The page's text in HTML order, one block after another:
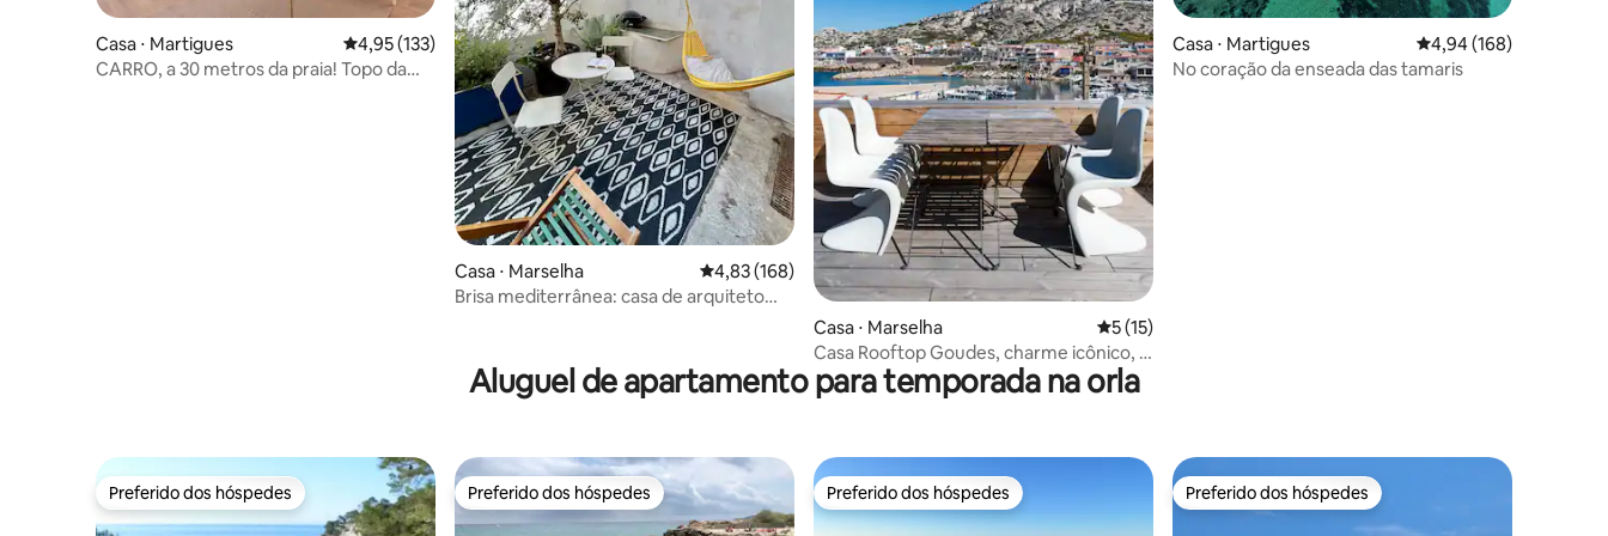
Casa ⋅ Martigues 4,95 de uma avaliação média de 5, 133 avaliações
4,95 (133)
CARRO, a 30 metros da praia! Topo da
Casa ⋅ Marselha 4,83 de uma avaliação média de 5, 168 avaliações
4,83 (168)
Brisa mediterrânea: casa de arquiteto
Casa ⋅ Marselha 5 de uma avaliação média de 5, 15 avaliações
5 (15)
Casa Rooftop Goudes, charme icônico, 5
pessoas
Casa ⋅ Martigues 4,94 de uma avaliação
4,94 (168)
No coração da enseada das tamaris
Aluguel de apartamento para temporada na orla
Preferido dos hóspedes
Preferido dos hóspedes Preferido dos hóspedes
Preferido dos hóspedes Preferido dos hóspedes
Preferido dos hóspedes Preferido dos hóspedes
Preferido dos hóspedes